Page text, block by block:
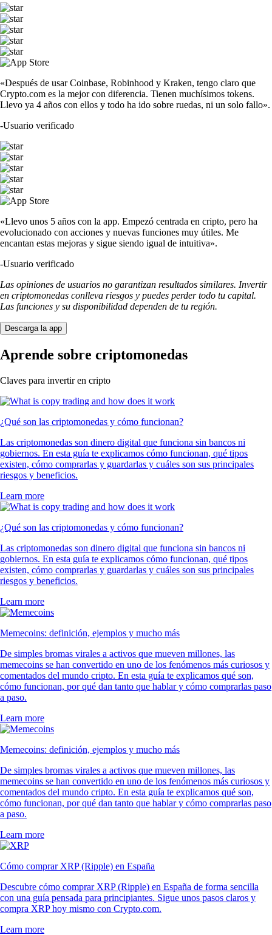
«Después de usar Coinbase, Robinhood y Kraken, tengo claro que
Crypto.com es la mejor con diferencia. Tienen muchísimos tokens.
Llevo ya 4 años con ellos y todo ha ido sobre ruedas, ni un solo fallo».
-Usuario verificado
«Llevo unos 5 años con la app. Empezó centrada en cripto, pero ha
evolucionado con acciones y nuevas funciones muy útiles. Me
encantan estas mejoras y sigue siendo igual de intuitiva».
-Usuario verificado
Las opiniones de usuarios no garantizan resultados similares. Invertir
en criptomonedas conlleva riesgos y puedes perder todo tu capital.
Las funciones y su disponibilidad dependen de tu región.
Descarga la app
Aprende sobre criptomonedas
Claves para invertir en cripto
¿Qué son las criptomonedas y cómo funcionan?
Las criptomonedas son dinero digital que funciona sin bancos ni
gobiernos. En esta guía te explicamos cómo funcionan, qué tipos
existen, cómo comprarlas y guardarlas y cuáles son sus principales
riesgos y beneficios.
Learn more
¿Qué son las criptomonedas y cómo funcionan?
Las criptomonedas son dinero digital que funciona sin bancos ni
gobiernos. En esta guía te explicamos cómo funcionan, qué tipos
existen, cómo comprarlas y guardarlas y cuáles son sus principales
riesgos y beneficios.
Learn more
Memecoins: definición, ejemplos y mucho más
De simples bromas virales a activos que mueven millones, las
memecoins se han convertido en uno de los fenómenos más curiosos y
comentados del mundo cripto. En esta guía te explicamos qué son,
cómo funcionan, por qué dan tanto que hablar y cómo comprarlas paso
a paso.
Learn more
Memecoins: definición, ejemplos y mucho más
De simples bromas virales a activos que mueven millones, las
memecoins se han convertido en uno de los fenómenos más curiosos y
comentados del mundo cripto. En esta guía te explicamos qué son,
cómo funcionan, por qué dan tanto que hablar y cómo comprarlas paso
a paso.
Learn more
Cómo comprar XRP (Ripple) en España
Descubre cómo comprar XRP (Ripple) en España de forma sencilla
con una guía pensada para principiantes. Sigue unos pasos claros y
compra XRP hoy mismo con Crypto.com.
Learn more